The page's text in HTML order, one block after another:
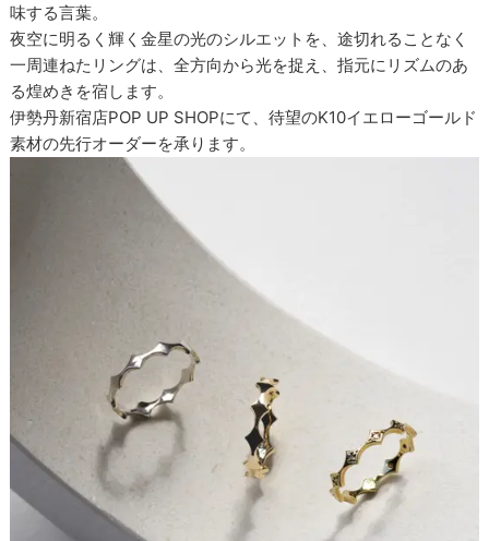
味する言葉。
夜空に明るく輝く金星の光のシルエットを、途切れることなく
一周連ねたリングは、全方向から光を捉え、指元にリズムのあ
る煌めきを宿します。
伊勢丹新宿店POP UP SHOPにて、待望のK10イエローゴールド
素材の先行オーダーを承ります。